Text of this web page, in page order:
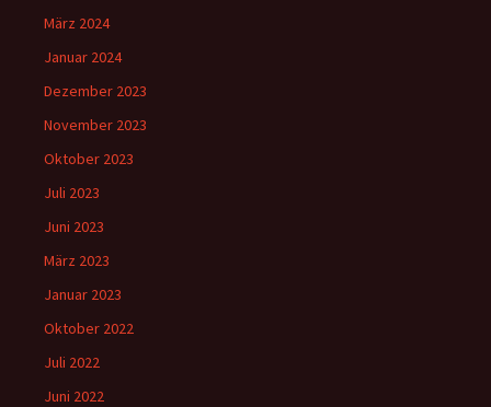
März 2024
Januar 2024
Dezember 2023
November 2023
Oktober 2023
Juli 2023
Juni 2023
März 2023
Januar 2023
Oktober 2022
Juli 2022
Juni 2022